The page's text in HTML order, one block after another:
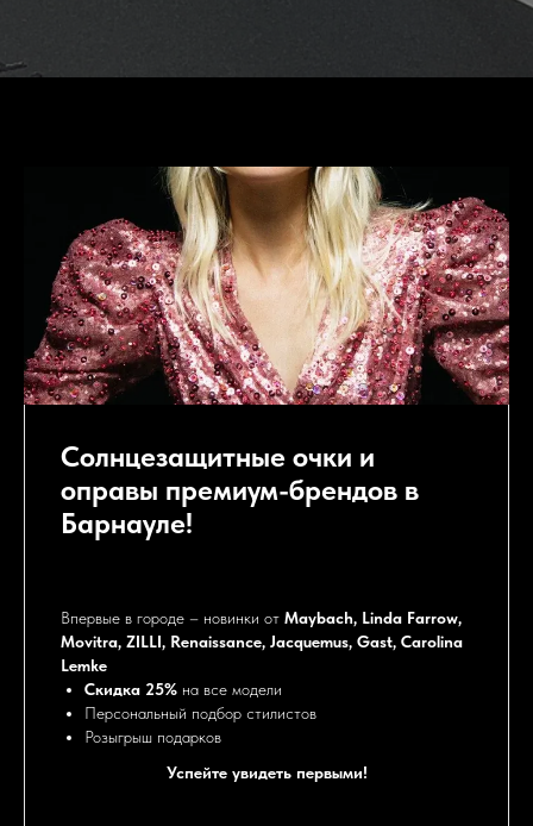
Повторяя эксклюзивные автомобили данной линейки,
дочерняя мануфактура Maybach eyewear представляет
Солнцезащитные очки и
оправы премиум-брендов в
Барнауле!
Впервые в городе – новинки от Maybach, Linda Farrow,
Movitra, ZILLI, Renaissance, Jacquemus, Gast, Carolina
Lemke
Скидка 25% на все модели
Персональный подбор стилистов
Розыгрыш подарков
Успейте увидеть первыми!